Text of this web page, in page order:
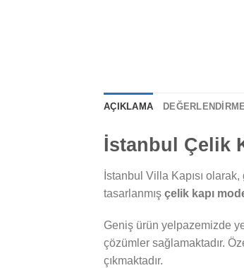
AÇIKLAMA
İstanbul Çelik
İstanbul Villa Kapısı
tasarlanmış çelik kapı
Geniş ürün yelpazemizde
çözümler sağlamaktadır.
çıkmaktadır.